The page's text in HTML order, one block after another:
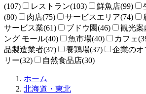
(107)
レストラン(103) 鮮魚店(99)
(80)
肉店(75) サービスエリア(74)
サービス業(61)
ブドウ園(46) 観光案
ング モール(40)
魚市場(40) カフェ
品製造業者(37)
養鶏場(37) 企業のオ
リー(32)
自然食品店(30)
ホーム
売
北海道・東北